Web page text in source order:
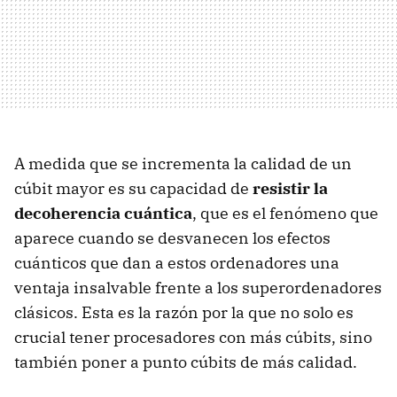
A medida que se incrementa la calidad de un
cúbit mayor es su capacidad de resistir la
decoherencia cuántica, que es el fenómeno que
aparece cuando se desvanecen los efectos
cuánticos que dan a estos ordenadores una
ventaja insalvable frente a los superordenadores
clásicos. Esta es la razón por la que no solo es
crucial tener procesadores con más cúbits, sino
también poner a punto cúbits de más calidad.